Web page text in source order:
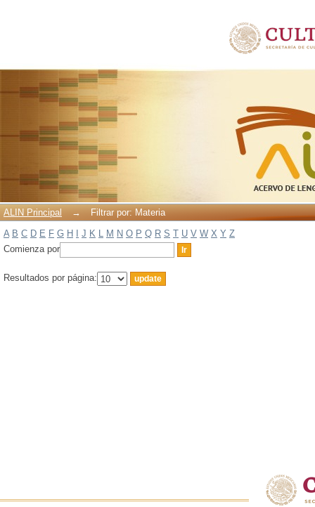
ALIN Principal →
Filtrar por: Materia
A B C D E F G H J K L M N O P Q R S T U V W X Y Z
Comienza por
Resultados por página: